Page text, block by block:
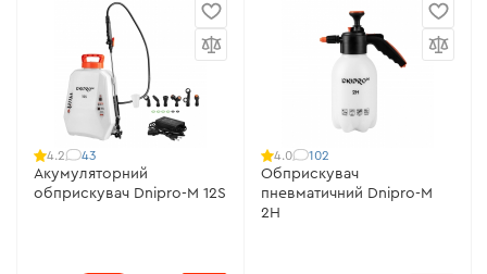
4.2 43
Акумуляторний
обприскувач Dnipro-M 12S
4.0 102
Обприскувач
пневматичний Dnipro-M
2H